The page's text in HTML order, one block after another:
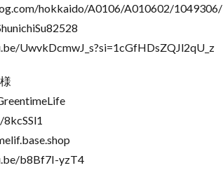
hokkaido/A0106/A010602/1049306/
UwvkDcmwJ_s?si=1cGfHDsZQJl2qU_z
b8Bf7I-yzT4